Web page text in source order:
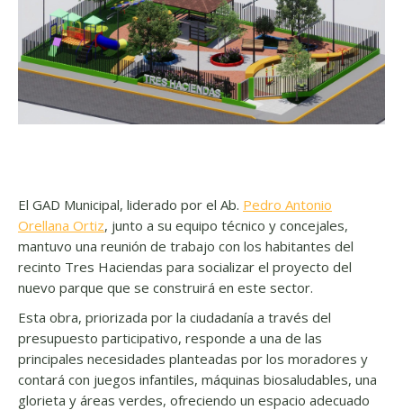
El GAD Municipal, liderado por el Ab. Pedro Antonio
Orellana Ortiz, junto a su equipo técnico y concejales,
mantuvo una reunión de trabajo con los habitantes del
recinto Tres Haciendas para socializar el proyecto del
nuevo parque que se construirá en este sector.
Esta obra, priorizada por la ciudadanía a través del
presupuesto participativo, responde a una de las
principales necesidades planteadas por los moradores y
contará con juegos infantiles, máquinas biosaludables, una
glorieta y áreas verdes, ofreciendo un espacio adecuado